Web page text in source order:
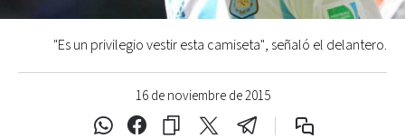
16 de noviembre de 2015
"Es un privilegio vestir esta camiseta", señaló el delantero.